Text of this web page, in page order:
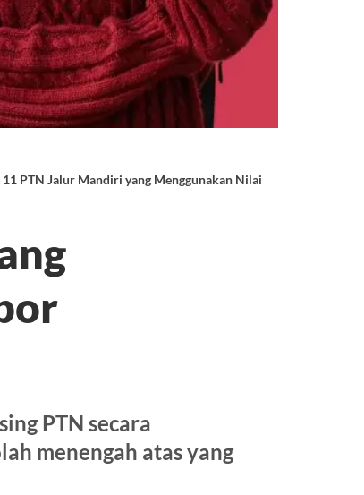
11 PTN Jalur Mandiri yang Menggunakan Nilai Rapor 2026/2027
PTN secara
menengah atas yang